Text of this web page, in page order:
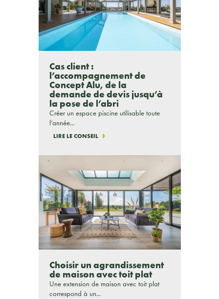
Cas client :
l’accompagnement de
Concept Alu, de la
demande de devis jusqu’à
la pose de l’abri
Créer un espace piscine utilisable toute
l’année...
LIRE LE CONSEIL
Choisir un agrandissement
de maison avec toit plat
Une extension de maison avec toit plat
correspond à un...